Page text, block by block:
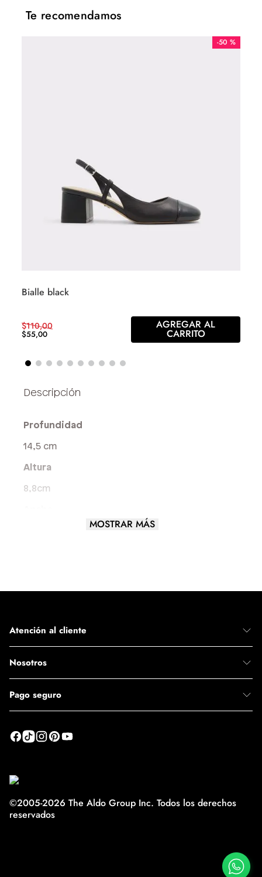
Te recomendamos
-50 %
Bialle black
$110,00
$55,00
AGREGAR AL
CARRITO
Profundidad
14,5 cm
Altura
8,8cm
Largo del asa
Tamaño del Bolso
PEQUEÑO
MOSTRAR MÁS
Atención al cliente
Nosotros
Pago seguro
©2005-2026 The Aldo Group Inc. Todos los derechos
reservados